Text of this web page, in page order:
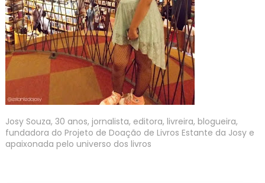
Josy Souza, 30 anos, jornalista, editora, livreira, blogueira,
fundadora do Projeto de Doação de Livros Estante da Josy e
apaixonada pelo universo dos livros